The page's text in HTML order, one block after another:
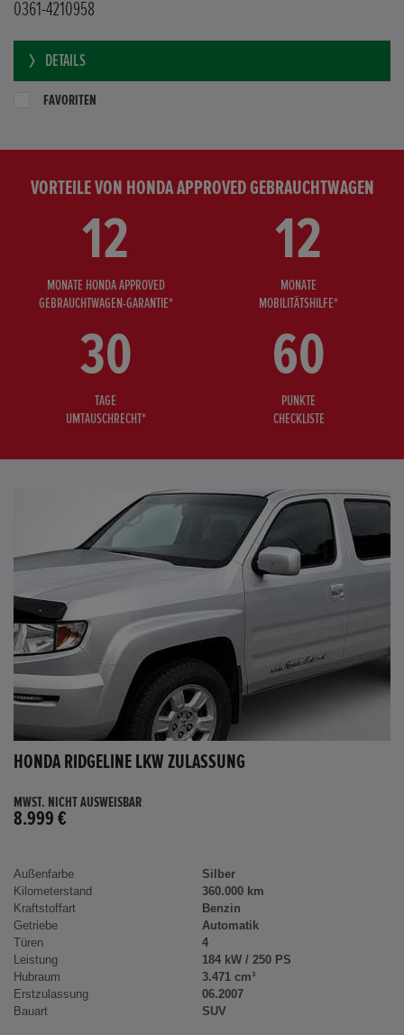
0361-4210958
DETAILS
FAVORITEN
VORTEILE VON HONDA APPROVED GEBRAUCHTWAGEN
12
MONATE HONDA APPROVED
GEBRAUCHTWAGEN-GARANTIE*
12
MONATE
MOBILITÄTSHILFE*
30
TAGE
UMTAUSCHRECHT*
60
PUNKTE
CHECKLISTE
HONDA RIDGELINE LKW ZULASSUNG
MWST. NICHT AUSWEISBAR
8.999 €
Außenfarbe
Silber
Kilometerstand
360.000 km
Kraftstoffart
Benzin
Getriebe
Automatik
Türen
4
Leistung
184 kW / 250 PS
Hubraum
3.471 cm³
Erstzulassung
06.2007
Bauart
SUV